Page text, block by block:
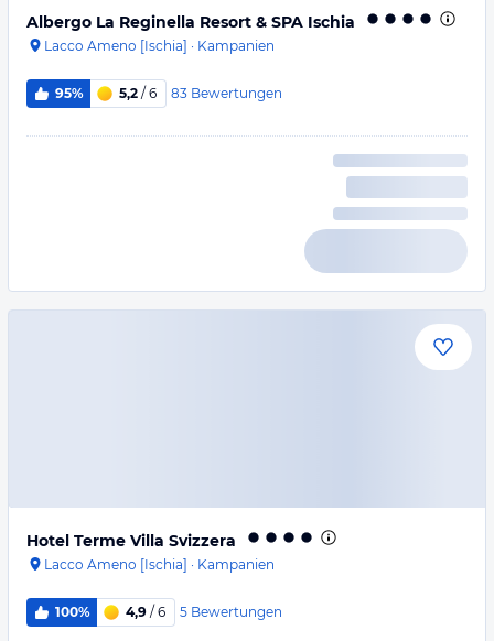
Albergo La Reginella Resort & SPA Ischia
Lacco Ameno [Ischia] · Kampanien
95% 5,2 / 6 83 Bewertungen
Hotel Terme Villa Svizzera
Lacco Ameno [Ischia] · Kampanien
100% 4,9 / 6 5 Bewertungen